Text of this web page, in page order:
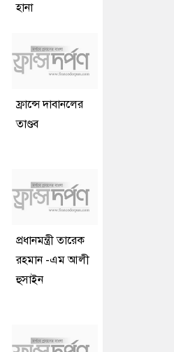
হানা
ফ্রান্সে দাবানলের
তাণ্ডব
প্রধানমন্ত্রী তারেক
রহমান -এম আলী
হুসাইন